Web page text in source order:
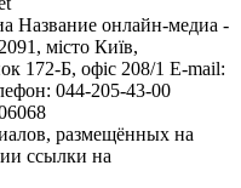
Название онлайн-медиа -
місто Київ,
Б, офіс 208/1 E-mail:
044-205-43-00
размещённых на
ссылки на